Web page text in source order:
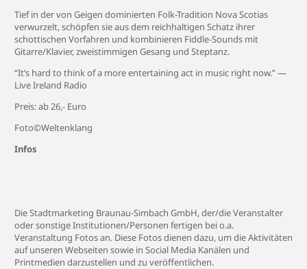
Tief in der von Geigen dominierten Folk-Tradition Nova Scotias
verwurzelt, schöpfen sie aus dem reichhaltigen Schatz ihrer
schottischen Vorfahren und kombinieren Fiddle-Sounds mit
Gitarre/Klavier, zweistimmigen Gesang und Steptanz.
“It’s hard to think of a more entertaining act in music right now.” —
Live Ireland Radio
Preis: ab 26,- Euro
Foto©Weltenklang
Infos
Die Stadtmarketing Braunau-Simbach GmbH, der/die Veranstalter
oder sonstige Institutionen/Personen fertigen bei o.a.
Veranstaltung Fotos an. Diese Fotos dienen dazu, um die Aktivitäten
auf unseren Webseiten sowie in Social Media Kanälen und
Printmedien darzustellen und zu veröffentlichen.